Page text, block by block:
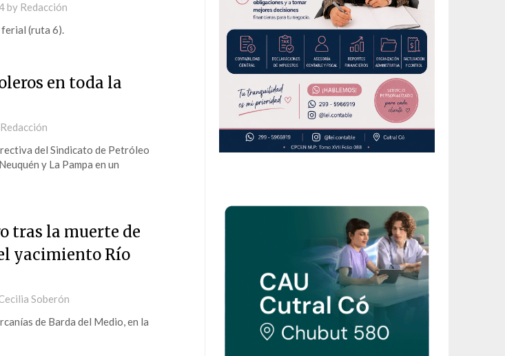
by Redacción
ferial (ruta 6).
en toda la
Redacción
del Sindicato de Petróleo
y La Pampa en un
tras la muerte de
yacimiento Río
Soberón
de Barda del Medio, en la